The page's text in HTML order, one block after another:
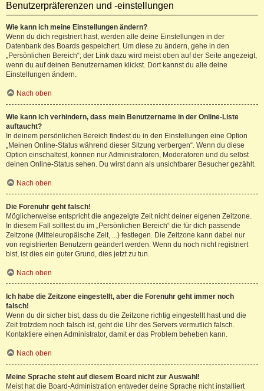
Benutzerpräferenzen und -einstellungen
Wie kann ich meine Einstellungen ändern?
Wenn du dich registriert hast, werden alle deine Einstellungen in der
Datenbank des Boards gespeichert. Um diese zu ändern, gehe in den
„Persönlichen Bereich“; der Link dazu wird meist oben auf der Seite angezeigt,
wenn du auf deinen Benutzernamen klickst. Dort kannst du alle deine
Einstellungen ändern.
Nach oben
Wie kann ich verhindern, dass mein Benutzername in der Online-Liste
auftaucht?
In deinem persönlichen Bereich findest du in den Einstellungen eine Option
„Meinen Online-Status während dieser Sitzung verbergen“. Wenn du diese
Option einschaltest, können nur Administratoren, Moderatoren und du selbst
deinen Online-Status sehen. Du wirst dann als unsichtbarer Besucher gezählt.
Nach oben
Die Forenuhr geht falsch!
Möglicherweise entspricht die angezeigte Zeit nicht deiner eigenen Zeitzone.
In diesem Fall solltest du im „Persönlichen Bereich“ die für dich passende
Zeitzone (Mitteleuropäische Zeit, ...) festlegen. Die Zeitzone kann dabei nur
von registrierten Benutzern geändert werden. Wenn du noch nicht registriert
bist, ist dies ein guter Grund, dies jetzt zu tun.
Nach oben
Ich habe die Zeitzone eingestellt, aber die Forenuhr geht immer noch
falsch!
Wenn du dir sicher bist, dass du die Zeitzone richtig eingestellt hast und die
Zeit trotzdem noch falsch ist, geht die Uhr des Servers vermutlich falsch.
Kontaktiere einen Administrator, damit er das Problem beheben kann.
Nach oben
Meine Sprache steht auf diesem Board nicht zur Auswahl!
Meist hat die Board-Administration entweder deine Sprache nicht installiert